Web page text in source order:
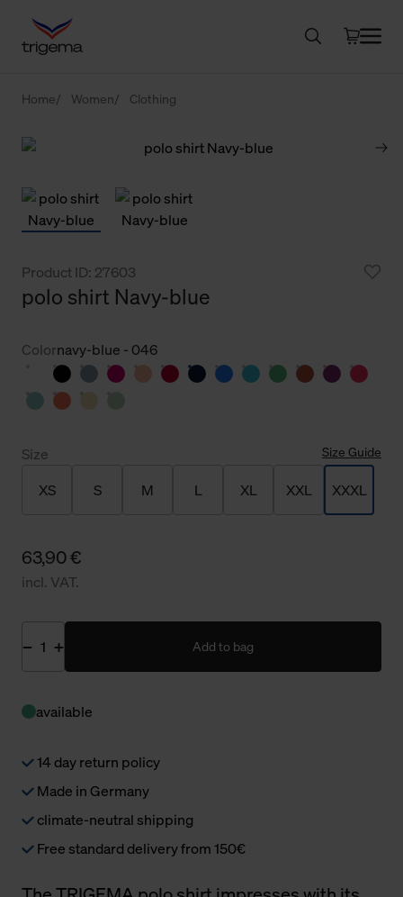
Home Women Clothing
Product ID: 27603
polo shirt Navy-blue
Colornavy-blue - 046
Size Size Guide
XS S M L XL XXL XXXL
63,90 €
incl. VAT.
Add to bag
available
14 day return policy
Made in Germany
climate-neutral shipping
Free standard delivery from 150€